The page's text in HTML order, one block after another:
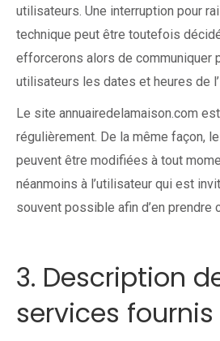
utilisateurs. Une interruption pour
technique peut être toutefois
efforcerons alors de communiquer
utilisateurs les dates et heures de
Le site annuairedelamaison.com
régulièrement. De la même façon,
peuvent être modifiées à tout
néanmoins à l’utilisateur qui est
souvent possible afin d’en prendre
3. Description
services fournis